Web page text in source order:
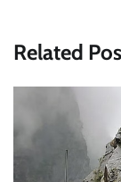
Related